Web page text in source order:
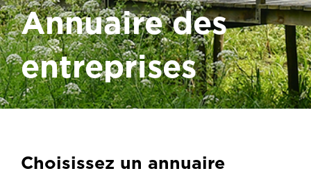
Annuaire des
entreprises
Choisissez un annuaire